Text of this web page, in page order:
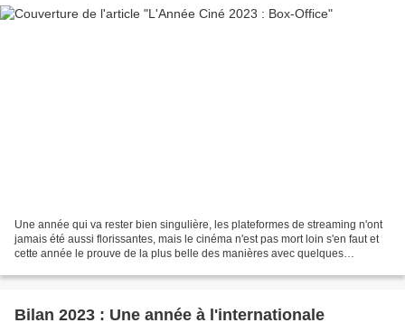
Une année qui va rester bien singulière, les plateformes de streaming n'ont
jamais été aussi florissantes, mais le cinéma n'est pas mort loin s'en faut et
cette année le prouve de la plus belle des manières avec quelques
Bilan 2023 : Une année à l'internationale